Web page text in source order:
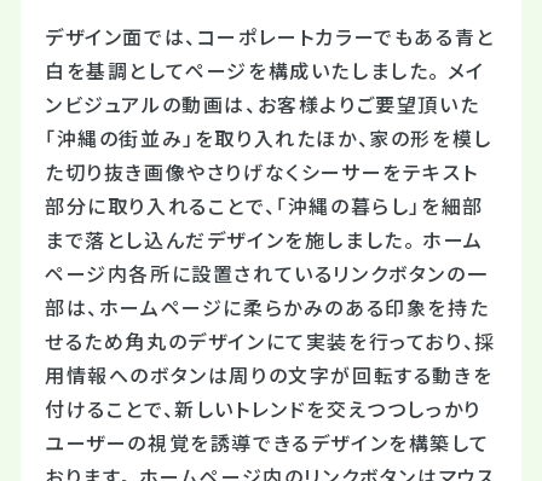
デザイン面では、コーポレートカラーでもある青と
白を基調としてページを構成いたしました。 メイ
ンビジュアルの動画は、お客様よりご要望頂いた
「沖縄の街並み」を取り入れたほか、家の形を模し
た切り抜き画像やさりげなくシーサーをテキスト
部分に取り入れることで、「沖縄の暮らし」を細部
まで落とし込んだデザインを施しました。 ホーム
ページ内各所に設置されているリンクボタンの一
部は、ホームページに柔らかみのある印象を持た
せるため角丸のデザインにて実装を行っており、採
用情報へのボタンは周りの文字が回転する動きを
付けることで、新しいトレンドを交えつつしっかり
ユーザーの視覚を誘導できるデザインを構築して